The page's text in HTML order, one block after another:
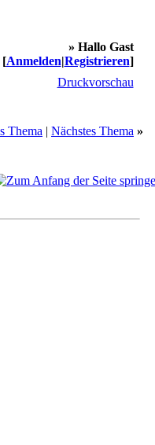
» Hallo Gast
[Anmelden|Registrieren]
Druckvorschau
Thema | Nächstes Thema »